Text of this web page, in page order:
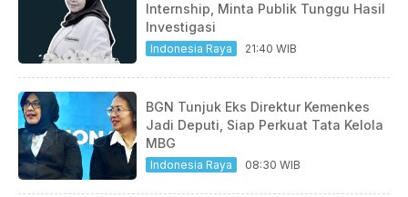
Internship, Minta Publik Tunggu Hasil
Investigasi
Indonesia Raya 21:40 WIB
BGN Tunjuk Eks Direktur Kemenkes
Jadi Deputi, Siap Perkuat Tata Kelola
MBG
Indonesia Raya 08:30 WIB